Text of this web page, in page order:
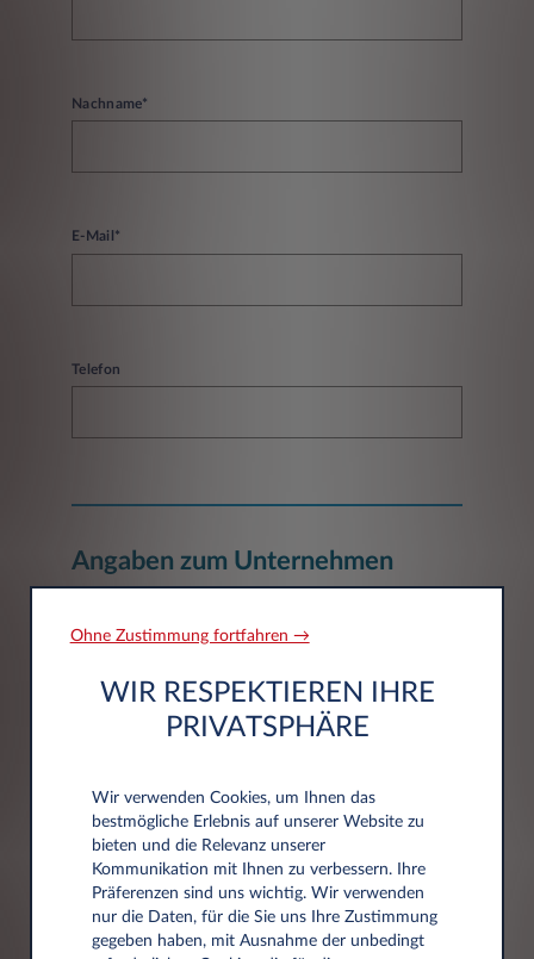
Nachname*
E-Mail*
Telefon
Angaben zum Unternehmen
Unternehmen*
Adressdaten
Postleitzahl*
Ohne Zustimmung fortfahren →
WIR RESPEKTIEREN IHRE
PRIVATSPHÄRE
Wir verwenden Cookies, um Ihnen das
bestmögliche Erlebnis auf unserer Website zu
bieten und die Relevanz unserer
Kommunikation mit Ihnen zu verbessern. Ihre
Präferenzen sind uns wichtig. Wir verwenden
nur die Daten, für die Sie uns Ihre Zustimmung
gegeben haben, mit Ausnahme der unbedingt